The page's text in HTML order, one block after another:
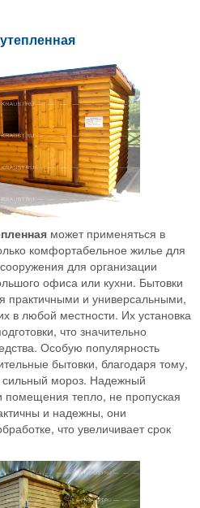
может применяться в
комфортабельное жилье для
для организации
офиса или кухни. Бытовки
практичными и универсальными,
в любой местности. Их установка
что значительно
Особую популярность
бытовки, благодаря тому,
сильный мороз. Надежный
помещения тепло, не пропуская
и надежны, они
что увеличивает срок